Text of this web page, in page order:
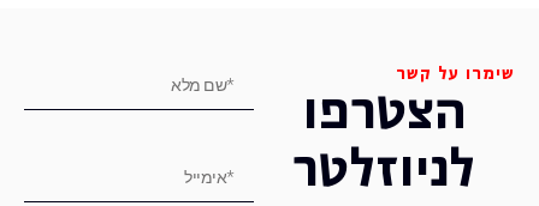
שימרו על קשר
הצטרפו
לניוזלטר